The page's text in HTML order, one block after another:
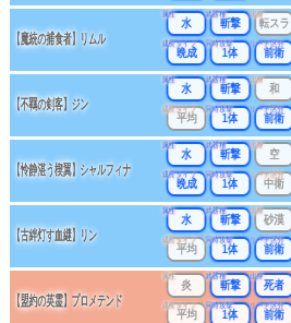
【魔統の捕食者】リムル
属性
水
武器種
斬撃
出身
転スラ
成長タイプ
晩成
同時攻撃
1体
リーチ区分
前衛
【不羈の剣客】ジン
属性
水
武器種
斬撃
出身
和
成長タイプ
平均
同時攻撃
1体
リーチ区分
前衛
【怜静湛う楔翼】シャルフィナ
属性
水
武器種
斬撃
出身
空
成長タイプ
晩成
同時攻撃
1体
リーチ区分
中衛
【古絆灯す血継】リン
属性
水
武器種
斬撃
出身
砂漠
成長タイプ
平均
同時攻撃
1体
リーチ区分
前衛
【盟約の英霊】プロメテンド
属性
炎
武器種
斬撃
出身
死者
成長タイプ
平均
同時攻撃
1体
リーチ区分
前衛